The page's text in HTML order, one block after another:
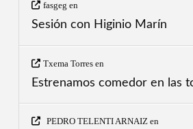
fasgeg en
Sesión con Higinio Marín
Txema Torresen
Estrenamos comedor en las
PEDRO TELENTI ARNAIZ en